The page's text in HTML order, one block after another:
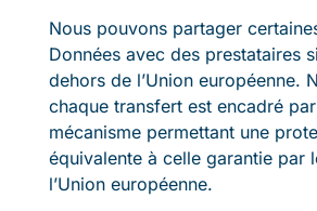
Nous pouvons partager
Données avec des prestataires
dehors de l’Union européenne.
chaque transfert est encadré
mécanisme permettant une
équivalente à celle garantie par
l’Union européenne.